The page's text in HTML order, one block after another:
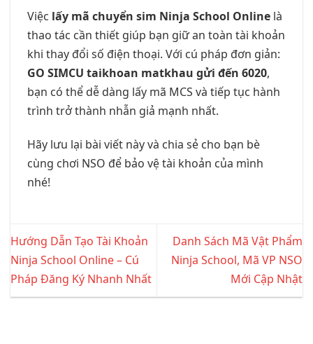
Việc lấy mã chuyển sim Ninja School Online là
thao tác cần thiết giúp bạn giữ an toàn tài khoản
khi thay đổi số điện thoại. Với cú pháp đơn giản:
GO SIMCU taikhoan matkhau gửi đến 6020,
bạn có thể dễ dàng lấy mã MCS và tiếp tục hành
trình trở thành nhẫn giả mạnh nhất.
Hãy lưu lại bài viết này và chia sẻ cho bạn bè
cùng chơi NSO để bảo vệ tài khoản của mình
nhé!
Hướng Dẫn Tạo Tài Khoản
Ninja School Online – Cú
Pháp Đăng Ký Nhanh Nhất
Danh Sách Mã Vật Phẩm
Ninja School, Mã VP NSO
Mới Cập Nhật